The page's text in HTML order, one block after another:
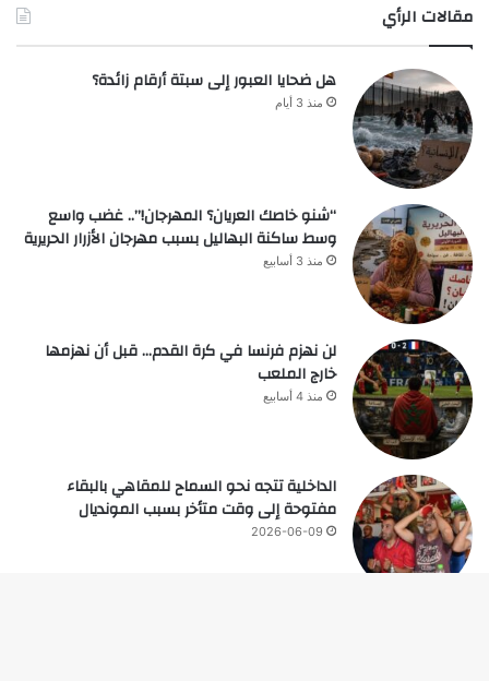
مقالات الرأي
هل ضحايا العبور إلى سبتة أرقام زائدة؟
منذ 3 أيام
“شنو خاصك العريان؟ المهرجان!”.. غضب واسع
وسط ساكنة البهاليل بسبب مهرجان الأزرار الحريرية
منذ 3 أسابيع
لن نهزم فرنسا في كرة القدم… قبل أن نهزمها
خارج الملعب
منذ 4 أسابيع
الداخلية تتجه نحو السماح للمقاهي بالبقاء
مفتوحة إلى وقت متأخر بسبب المونديال
2026-06-09